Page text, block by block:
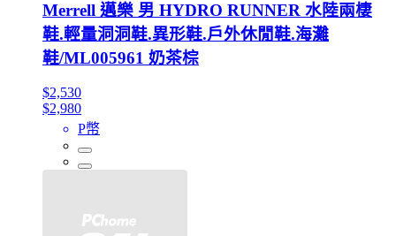
Merrell 邁樂 男 HYDRO RUNNER 水陸兩棲
鞋.輕量洞洞鞋.異形鞋.戶外休閒鞋.海灘
鞋/ML005961 奶茶棕
$2,530
$2,980
P幣